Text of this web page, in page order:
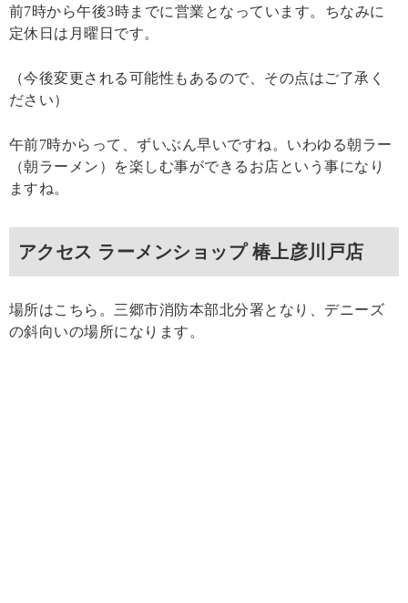
前7時から午後3時までに営業となっています。ちなみに
定休日は月曜日です。
（今後変更される可能性もあるので、その点はご了承く
ださい）
午前7時からって、ずいぶん早いですね。いわゆる朝ラー
（朝ラーメン）を楽しむ事ができるお店という事になり
ますね。
アクセス ラーメンショップ 椿上彦川戸店
場所はこちら。三郷市消防本部北分署となり、デニーズ
の斜向いの場所になります。